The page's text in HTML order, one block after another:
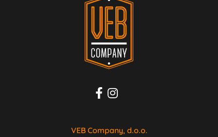
VEB Company, d.o.o.